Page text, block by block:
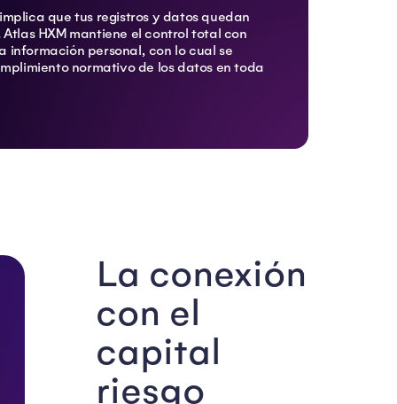
que tus registros y datos quedan
HXM mantiene el control total con
información personal, con lo cual se
normativo de los datos en toda
La conexión
con el
capital
riesgo